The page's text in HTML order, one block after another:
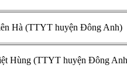
Hà (TTYT huyện Đông Anh)
Hùng (TTYT huyện Đông